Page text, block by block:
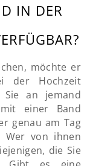
IN DER
möchte er
der Hochzeit
an jemand
einer Band
genau am Tag
Wer von ihnen
die Sie